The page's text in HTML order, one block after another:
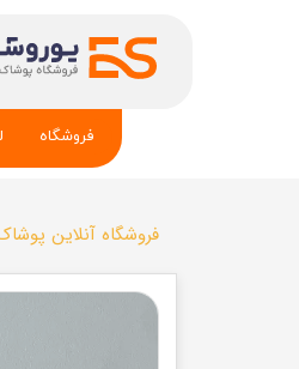
فروشگاه
فروشگاه آنلاین